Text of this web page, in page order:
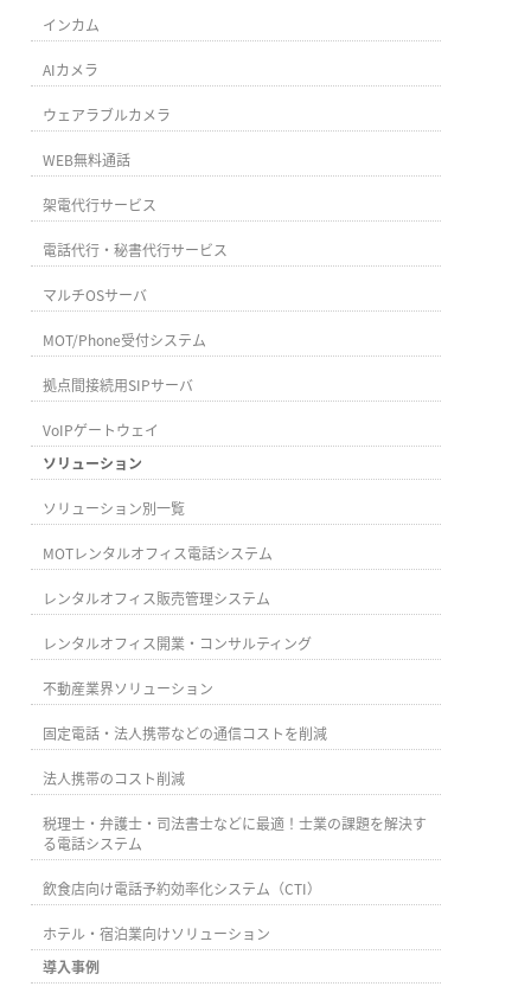
インカム
AIカメラ
ウェアラブルカメラ
WEB無料通話
架電代行サービス
電話代行・秘書代行サービス
マルチOSサーバ
MOT/Phone受付システム
拠点間接続用SIPサーバ
VoIPゲートウェイ
ソリューション
ソリューション別一覧
MOTレンタルオフィス電話システム
レンタルオフィス販売管理システム
レンタルオフィス開業・コンサルティング
不動産業界ソリューション
固定電話・法人携帯などの通信コストを削減
法人携帯のコスト削減
税理士・弁護士・司法書士などに最適！士業の課題を解決す
る電話システム
飲食店向け電話予約効率化システム（CTI）
ホテル・宿泊業向けソリューション
導入事例